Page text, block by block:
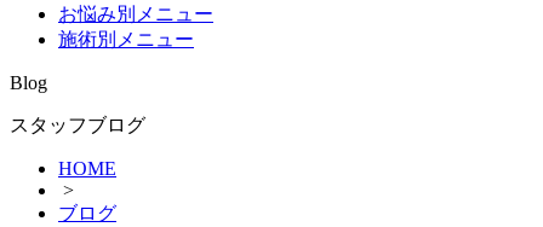
お悩み別メニュー
施術別メニュー
Blog
スタッフブログ
HOME
>
ブログ